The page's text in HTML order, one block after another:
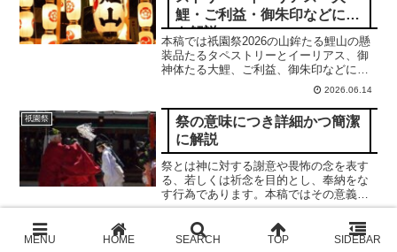
鯉・ご利益・御朱印などにつ
き解説
本稿では祇園祭2026の山鉾たる鯉山の懸
装品たるタペストリーとイーリアス、御
神体たる大鯉、ご利益、御朱印などにつ
き詳細に解説申しあげます。合掌2026.06.14
祇園祭
祭の意味につき詳細かつ簡潔
に解説
祭とは神に対する謝意や畏怖の念を表す
る、若しくは祈念を目的とし、奉納をな
す行為であります。本稿ではその意義に
つき詳細かつ簡潔に解説申し上げます。
尚、本稿は適宜加筆修正されます。現在
はver. 2.1です。
祇園祭 【祇園祭2026】御旅所：神